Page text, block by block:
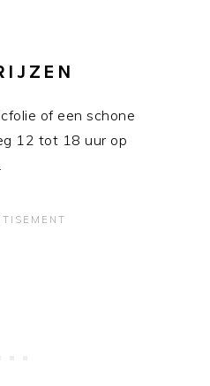
of een schone
12 tot 18 uur op